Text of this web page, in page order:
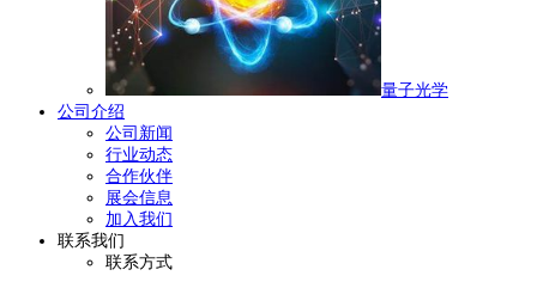
量子光学
公司介绍
公司新闻
行业动态
合作伙伴
展会信息
加入我们
联系我们
联系方式